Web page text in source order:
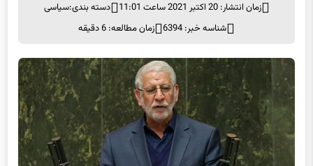
زمان انتشار: 20 اکتبر 2021 ساعت 11:01 دسته بندی:سیاسی
شناسه خبر: 6394
زمان مطالعه: 6 دقیقه